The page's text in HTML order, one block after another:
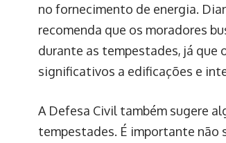
no fornecimento de energia.
recomenda que os moradores
durante as tempestades, já que
significativos a edificações e
A Defesa Civil também sugere
tempestades. É importante não